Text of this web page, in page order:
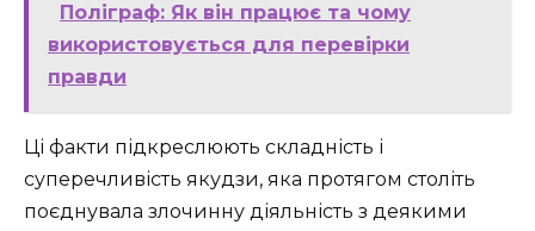
Поліграф: Як він працює та чому
використовується для перевірки
правди
Ці факти підкреслюють складність і
суперечливість якудзи, яка протягом століть
поєднувала злочинну діяльність з деякими